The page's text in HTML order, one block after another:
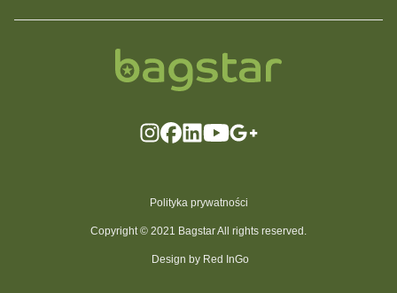
Polityka prywatności
Copyright © 2021 Bagstar All rights reserved.
Design by Red InGo